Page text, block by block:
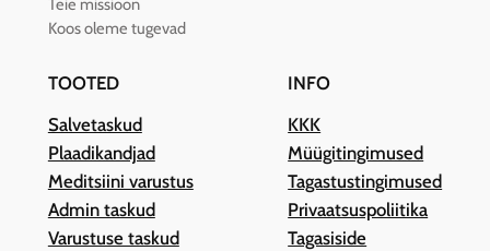
Teie missioon
Koos oleme tugevad
TOOTED
Salvetaskud
Plaadikandjad
Meditsiini varustus
Admin taskud
Varustuse taskud
INFO
KKK
Müügitingimused
Tagastustingimused
Privaatsuspoliitika
Tagasiside